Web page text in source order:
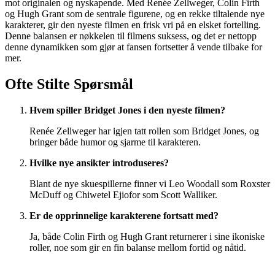
mot originalen og nyskapende. Med Renée Zellweger, Colin Firth
og Hugh Grant som de sentrale figurene, og en rekke tiltalende nye
karakterer, gir den nyeste filmen en frisk vri på en elsket fortelling.
Denne balansen er nøkkelen til filmens suksess, og det er nettopp
denne dynamikken som gjør at fansen fortsetter å vende tilbake for
mer.
Ofte Stilte Spørsmål
Hvem spiller Bridget Jones i den nyeste filmen?
Renée Zellweger har igjen tatt rollen som Bridget Jones, og
bringer både humor og sjarme til karakteren.
Hvilke nye ansikter introduseres?
Blant de nye skuespillerne finner vi Leo Woodall som Roxster
McDuff og Chiwetel Ejiofor som Scott Walliker.
Er de opprinnelige karakterene fortsatt med?
Ja, både Colin Firth og Hugh Grant returnerer i sine ikoniske
roller, noe som gir en fin balanse mellom fortid og nåtid.